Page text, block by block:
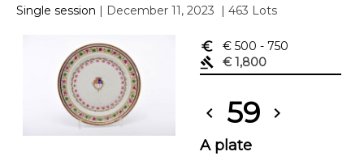
Single session | December 11, 2023 | 463 Lots
euro_symbol € 500 - 750
gavel
€ 1,800
chevron_left 59 chevron_right
A plate